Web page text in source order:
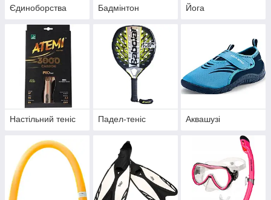
Єдиноборства Бадмінтон Йога
Настільний теніс Падел-теніс Аквашузі